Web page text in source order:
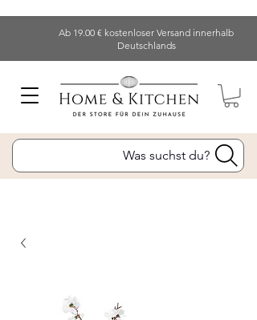
Ab 19.00 € kostenloser Versand innerhalb
Deutschlands
Was suchst du?